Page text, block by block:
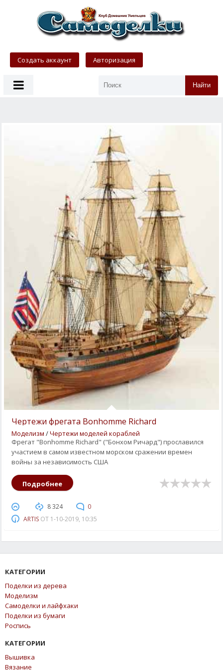
Создать аккаунт Авторизация
Найти
Чертежи фрегата Bonhomme Richard
Моделизм /Чертежи моделей кораблей
Фрегат "Bonhomme Richard" ("Бонхом Ричард") прославился
участием в самом известном морском сражении времен
войны за независимость США
Подробнее
8 324
0
ARTISОТ 1-10-2019, 10:35
КАТЕГОРИИ
Поделки из дерева
Моделизм
Самоделки и лайфхаки
Поделки из бумаги
Роспись
КАТЕГОРИИ
Вышивка
Вязание